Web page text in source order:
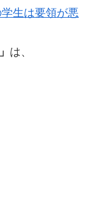
生は要領が悪
は、